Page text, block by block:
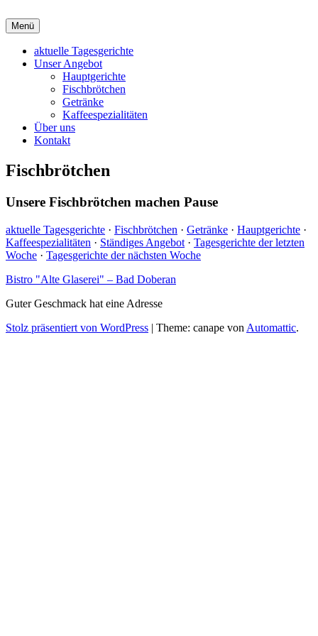
Inhalt
springen
Bistro "Alte Glaserei" – Bad Doberan
Guter Geschmack hat eine Adresse
Menü
aktuelle Tagesgerichte
Unser Angebot
Hauptgerichte
Fischbrötchen
Getränke
Kaffeespezialitäten
Über uns
Kontakt
Fischbrötchen
Unsere Fischbrötchen machen Pause
aktuelle Tagesgerichte · Fischbrötchen · Getränke · Hauptgerichte ·
Kaffeespezialitäten · Ständiges Angebot · Tagesgerichte der letzten
Woche · Tagesgerichte der nächsten Woche
Bistro "Alte Glaserei" – Bad Doberan
Guter Geschmack hat eine Adresse
Stolz präsentiert von WordPress | Theme: canape von Automattic.